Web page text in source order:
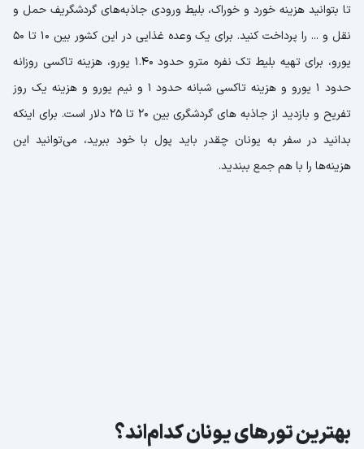
تا بتوانید هزینه خورد و خوراک، بلیط ورودی جاذبه‌های گردشگریف حمل و
نقل و ... را پرداخت کنید. برای یک وعده غذایی در این کشور بین 10 تا 50
یورو، برای تهیه بلیط تک نفره مترو حدود 1.40 یورو، هزینه تاکسی روزانه
حدود 1 یورو و هزینه تاکسی شبانه حدود 1 و نیم یورو و هزینه یک روز
تفریح و بازدید از جاذبه های گردشگری بین 20 تا 25 دلار است. برای اینکه
بدانید در سفر به یونان چقدر باید پول با خود ببرید، می‌توانید این
هزینه‌ها را با هم جمع ببندید.
بهترین تورهای یونان کدام‌اند؟